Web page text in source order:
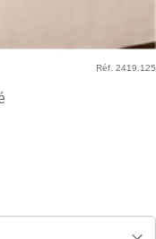
Réf. 2419.125